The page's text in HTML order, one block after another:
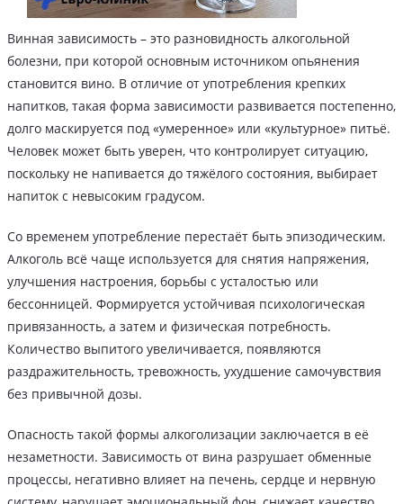
Винная зависимость – это разновидность алкогольной
болезни, при которой основным источником опьянения
становится вино. В отличие от употребления крепких
напитков, такая форма зависимости развивается постепенно,
долго маскируется под «умеренное» или «культурное» питьё.
Человек может быть уверен, что контролирует ситуацию,
поскольку не напивается до тяжёлого состояния, выбирает
напиток с невысоким градусом.
Со временем употребление перестаёт быть эпизодическим.
Алкоголь всё чаще используется для снятия напряжения,
улучшения настроения, борьбы с усталостью или
бессонницей. Формируется устойчивая психологическая
привязанность, а затем и физическая потребность.
Количество выпитого увеличивается, появляются
раздражительность, тревожность, ухудшение самочувствия
без привычной дозы.
Опасность такой формы алкоголизации заключается в её
незаметности. Зависимость от вина разрушает обменные
процессы, негативно влияет на печень, сердце и нервную